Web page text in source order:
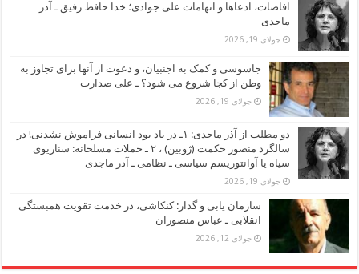
افاضات، ادعاها و اتهامات علی جوادی؛ خدا حافظ رفیق ـ آذر
ماجدی
جولای 19, 2026
جاسوسی و کمک به اجنبیان، و دعوت از آنها برای تجاوز به
وطن از کجا شروع می شود؟ ـ علی صدارت
جولای 19, 2026
دو مطلب از آذر ماجدی: ۱ـ در یاد بود انسانی فراموش نشدنی! در
سالگرد منصور حکمت (ژوبین) ، ۲ ـ حملات مسلحانه: سناریوی
سیاه یا آوانتوریسم سیاسی ـ نظامی ـ آذر ماجدی
جولای 19, 2026
سازمان یابی و گذار: کنکاشی، در خدمت تقویت همبستگی
انقلابی ـ عباس منصوران
جولای 12, 2026